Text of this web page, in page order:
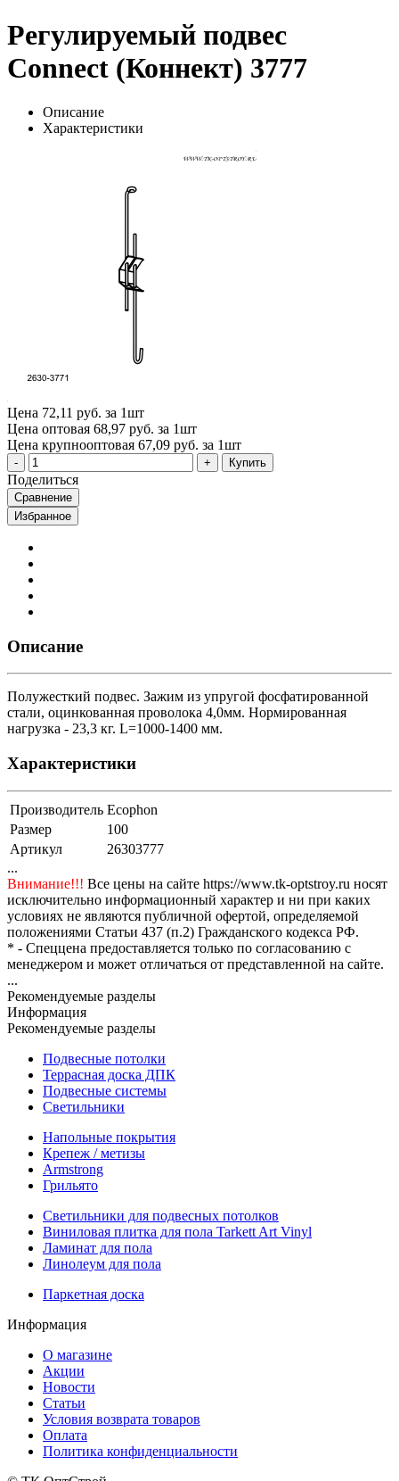
Регулируемый подвес
Connect (Коннект) 3777
Описание
Характеристики
Цена 72,11 руб. за 1шт
Цена оптовая 68,97 руб. за 1шт
Цена крупнооптовая 67,09 руб. за 1шт
Купить
Поделиться
Сравнение
Избранное
Описание
Полужесткий подвес. Зажим из упругой фосфатированной
стали, оцинкованная проволока 4,0мм. Нормированная
нагрузка - 23,3 кг. L=1000-1400 мм.
Характеристики
Производитель Ecophon
Размер
100
Артикул
26303777
...
Внимание!!! Все цены на сайте https://www.tk-optstroy.ru носят
исключительно информационный характер и ни при каких
условиях не являются публичной офертой, определяемой
положениями Статьи 437 (п.2) Гражданского кодекса РФ.
* - Спеццена предоставляется только по согласованию с
менеджером и может отличаться от представленной на сайте.
...
Рекомендуемые разделы
Информация
Рекомендуемые разделы
Подвесные потолки
Террасная доска ДПК
Подвесные системы
Светильники
Напольные покрытия
Крепеж / метизы
Armstrong
Грильято
Светильники для подвесных потолков
Виниловая плитка для пола Tarkett Art Vinyl
Ламинат для пола
Линолеум для пола
Паркетная доска
Информация
О магазине
Акции
Новости
Статьи
Условия возврата товаров
Оплата
Политика конфиденциальности